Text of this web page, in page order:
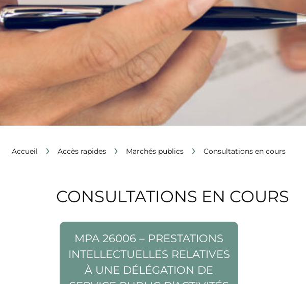
Accueil › Accès rapides › Marchés publics › Consultations en cours
CONSULTATIONS EN COURS
MPA 26006 – PRESTATIONS
INTELLECTUELLES RELATIVES
À UNE DÉLÉGATION DE
Voir la page MPA 26006 – Prestations
intellectuelles relatives à une délégation de
service public d’activités récréatives,
éducatives et culturelle péri et extrascolaires